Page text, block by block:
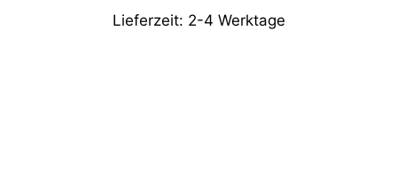
Lieferzeit: 2-4 Werktage